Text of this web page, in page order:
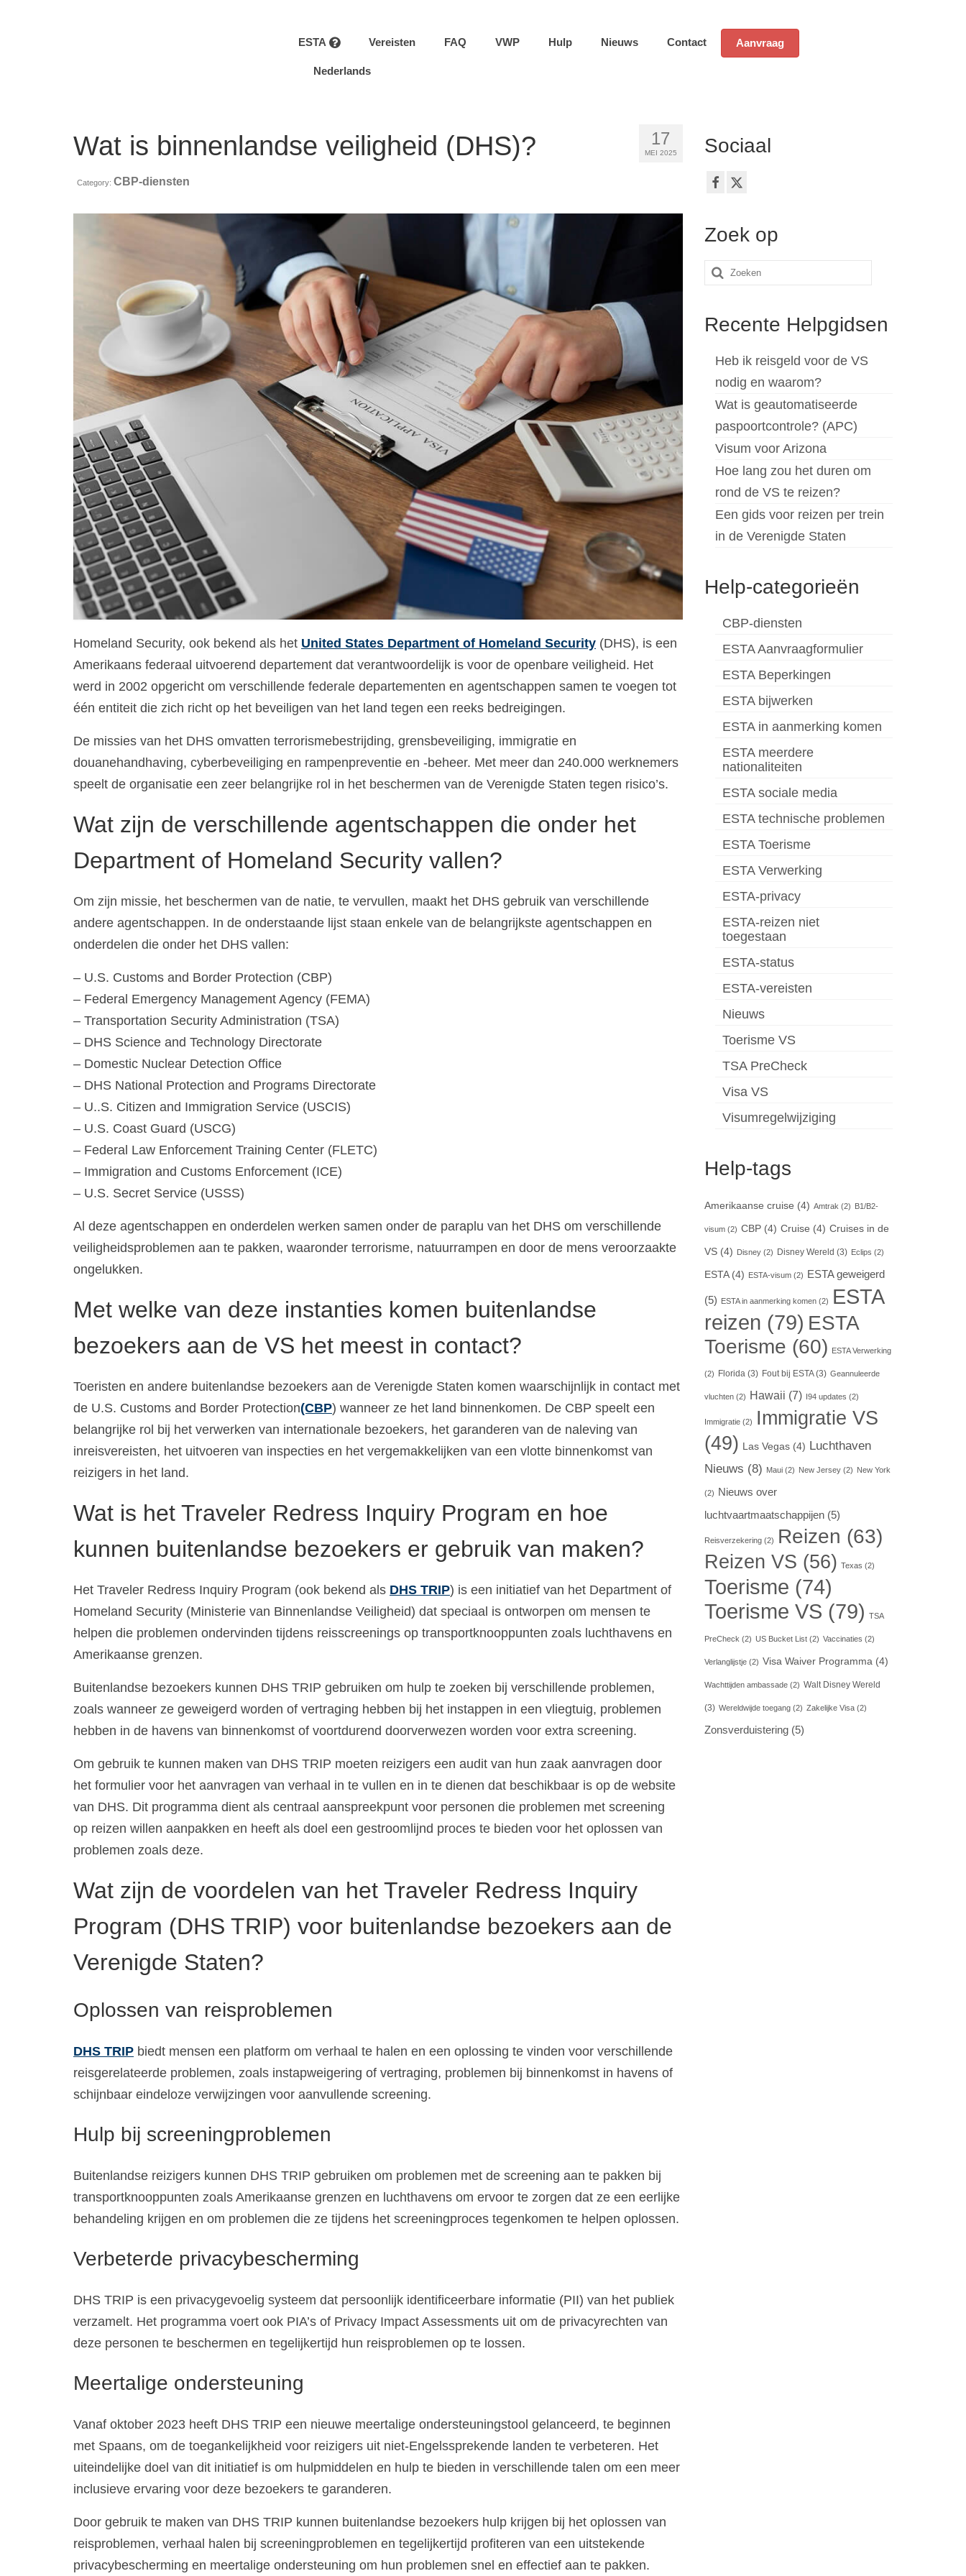
ESTA Vereisten FAQ VWP Hulp Nieuws Contact Aanvraag
Nederlands
17
MEI 2025
Wat is binnenlandse veiligheid (DHS)?
Category: CBP-diensten
Homeland Security, ook bekend als het United States Department of Homeland Security (DHS), is een
Amerikaans federaal uitvoerend departement dat verantwoordelijk is voor de openbare veiligheid. Het
werd in 2002 opgericht om verschillende federale departementen en agentschappen samen te voegen tot
één entiteit die zich richt op het beveiligen van het land tegen een reeks bedreigingen.
De missies van het DHS omvatten terrorismebestrijding, grensbeveiliging, immigratie en
douanehandhaving, cyberbeveiliging en rampenpreventie en -beheer. Met meer dan 240.000 werknemers
speelt de organisatie een zeer belangrijke rol in het beschermen van de Verenigde Staten tegen risico’s.
Wat zijn de verschillende agentschappen die onder het
Department of Homeland Security vallen?
Om zijn missie, het beschermen van de natie, te vervullen, maakt het DHS gebruik van verschillende
andere agentschappen. In de onderstaande lijst staan enkele van de belangrijkste agentschappen en
onderdelen die onder het DHS vallen:
– U.S. Customs and Border Protection (CBP)
– Federal Emergency Management Agency (FEMA)
– Transportation Security Administration (TSA)
– DHS Science and Technology Directorate
– Domestic Nuclear Detection Office
– DHS National Protection and Programs Directorate
– U..S. Citizen and Immigration Service (USCIS)
– U.S. Coast Guard (USCG)
– Federal Law Enforcement Training Center (FLETC)
– Immigration and Customs Enforcement (ICE)
– U.S. Secret Service (USSS)
Al deze agentschappen en onderdelen werken samen onder de paraplu van het DHS om verschillende
veiligheidsproblemen aan te pakken, waaronder terrorisme, natuurrampen en door de mens veroorzaakte
ongelukken.
Met welke van deze instanties komen buitenlandse
bezoekers aan de VS het meest in contact?
Toeristen en andere buitenlandse bezoekers aan de Verenigde Staten komen waarschijnlijk in contact met
de U.S. Customs and Border Protection(CBP) wanneer ze het land binnenkomen. De CBP speelt een
belangrijke rol bij het verwerken van internationale bezoekers, het garanderen van de naleving van
inreisvereisten, het uitvoeren van inspecties en het vergemakkelijken van een vlotte binnenkomst van
reizigers in het land.
Wat is het Traveler Redress Inquiry Program en hoe
kunnen buitenlandse bezoekers er gebruik van maken?
Het Traveler Redress Inquiry Program (ook bekend als DHS TRIP) is een initiatief van het Department of
Homeland Security (Ministerie van Binnenlandse Veiligheid) dat speciaal is ontworpen om mensen te
helpen die problemen ondervinden tijdens reisscreenings op transportknooppunten zoals luchthavens en
Amerikaanse grenzen.
Buitenlandse bezoekers kunnen DHS TRIP gebruiken om hulp te zoeken bij verschillende problemen,
zoals wanneer ze geweigerd worden of vertraging hebben bij het instappen in een vliegtuig, problemen
hebben in de havens van binnenkomst of voortdurend doorverwezen worden voor extra screening.
Om gebruik te kunnen maken van DHS TRIP moeten reizigers een audit van hun zaak aanvragen door
het formulier voor het aanvragen van verhaal in te vullen en in te dienen dat beschikbaar is op de website
van DHS. Dit programma dient als centraal aanspreekpunt voor personen die problemen met screening
op reizen willen aanpakken en heeft als doel een gestroomlijnd proces te bieden voor het oplossen van
problemen zoals deze.
Wat zijn de voordelen van het Traveler Redress Inquiry
Program (DHS TRIP) voor buitenlandse bezoekers aan de
Verenigde Staten?
Oplossen van reisproblemen
DHS TRIP biedt mensen een platform om verhaal te halen en een oplossing te vinden voor verschillende
reisgerelateerde problemen, zoals instapweigering of vertraging, problemen bij binnenkomst in havens of
schijnbaar eindeloze verwijzingen voor aanvullende screening.
Hulp bij screeningproblemen
Buitenlandse reizigers kunnen DHS TRIP gebruiken om problemen met de screening aan te pakken bij
transportknooppunten zoals Amerikaanse grenzen en luchthavens om ervoor te zorgen dat ze een eerlijke
behandeling krijgen en om problemen die ze tijdens het screeningproces tegenkomen te helpen oplossen.
Verbeterde privacybescherming
DHS TRIP is een privacygevoelig systeem dat persoonlijk identificeerbare informatie (PII) van het publiek
verzamelt. Het programma voert ook PIA’s of Privacy Impact Assessments uit om de privacyrechten van
deze personen te beschermen en tegelijkertijd hun reisproblemen op te lossen.
Meertalige ondersteuning
Vanaf oktober 2023 heeft DHS TRIP een nieuwe meertalige ondersteuningstool gelanceerd, te beginnen
met Spaans, om de toegankelijkheid voor reizigers uit niet-Engelssprekende landen te verbeteren. Het
uiteindelijke doel van dit initiatief is om hulpmiddelen en hulp te bieden in verschillende talen om een meer
inclusieve ervaring voor deze bezoekers te garanderen.
Door gebruik te maken van DHS TRIP kunnen buitenlandse bezoekers hulp krijgen bij het oplossen van
reisproblemen, verhaal halen bij screeningproblemen en tegelijkertijd profiteren van een uitstekende
privacybescherming en meertalige ondersteuning om hun problemen snel en effectief aan te pakken.
Sociaal
Zoek op
Zoeken
Recente Helpgidsen
Heb ik reisgeld voor de VS
nodig en waarom?
Wat is geautomatiseerde
paspoortcontrole? (APC)
Visum voor Arizona
Hoe lang zou het duren om
rond de VS te reizen?
Een gids voor reizen per trein
in de Verenigde Staten
Help-categorieën
CBP-diensten
ESTA Aanvraagformulier
ESTA Beperkingen
ESTA bijwerken
ESTA in aanmerking komen
ESTA meerdere
nationaliteiten
ESTA sociale media
ESTA technische problemen
ESTA Toerisme
ESTA Verwerking
ESTA-privacy
ESTA-reizen niet
toegestaan
ESTA-status
ESTA-vereisten
Nieuws
Toerisme VS
TSA PreCheck
Visa VS
Visumregelwijziging
Help-tags
Amerikaanse cruise (4) Amtrak (2) B1/B2-
visum(2) CBP(4) Cruise (4) Cruises in de
VS(4) Disney(2) Disney Wereld (3) Eclips (2)
ESTA(4) ESTA-visum(2) ESTA geweigerd
(5) ESTA in aanmerking komen(2)
ESTA
reizen (79) ESTA
Toerisme (60) ESTA Verwerking
(2) Florida(3) Fout bij ESTA(3) Geannuleerde
vluchten(2) Hawaii (7) I94 updates (2)
Immigratie(2)
Immigratie VS
(49) Las Vegas(4) Luchthaven
Nieuws (8) Maui(2) New Jersey(2) New York
(2)
Nieuws over
luchtvaartmaatschappijen(5)
Reisverzekering(2) Reizen (63)
Reizen VS (56) Texas (2)
Toerisme (74)
Toerisme VS (79) TSA
PreCheck (2) US Bucket List(2) Vaccinaties (2)
Verlanglijstje(2) Visa Waiver Programma(4)
Wachttijden ambassade(2) Walt Disney Wereld
(3) Wereldwijde toegang(2) Zakelijke Visa(2)
Zonsverduistering(5)